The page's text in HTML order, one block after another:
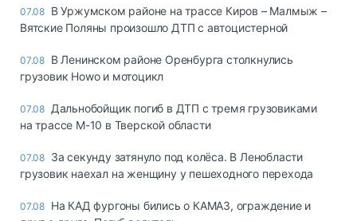
07.08 В Уржумском районе на трассе Киров – Малмыж –
Вятские Поляны произошло ДТП с автоцистерной
07.08 В Ленинском районе Оренбурга столкнулись
грузовик Howo и мотоцикл
07.08 Дальнобойщик погиб в ДТП с тремя грузовиками
на трассе М-10 в Тверской области
07.08 За секунду затянуло под колёса. В Ленобласти
грузовик наехал на женщину у пешеходного перехода
07.08 На КАД фургоны бились о КАМАЗ, ограждение и